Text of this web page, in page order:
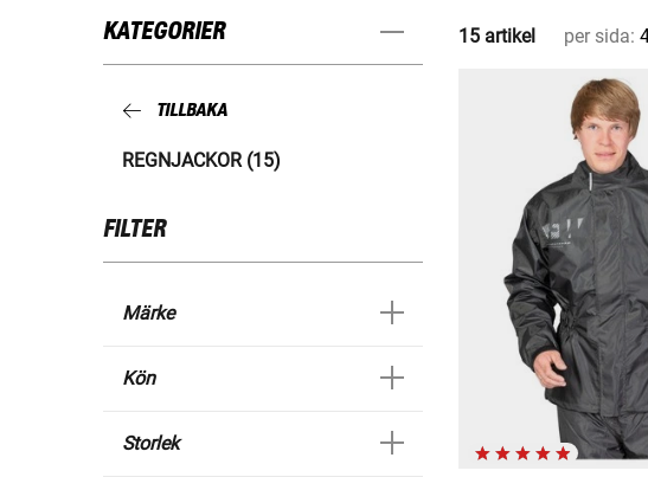
KATEGORIER
TILLBAKA
REGNJACKOR (15)
FILTER
Märke
Kön
Storlek
15 artikel per sida: